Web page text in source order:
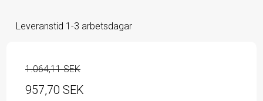
Leveranstid 1-3 arbetsdagar
1.064,11 SEK
957,70 SEK